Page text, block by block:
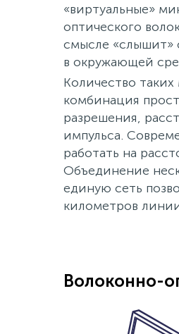
«виртуальные»
оптического
смысле «слышит»
в окружающей
Количество
комбинация
разрешения,
импульса.
работать на
Объединение
единую сеть
километров
Волоконно-